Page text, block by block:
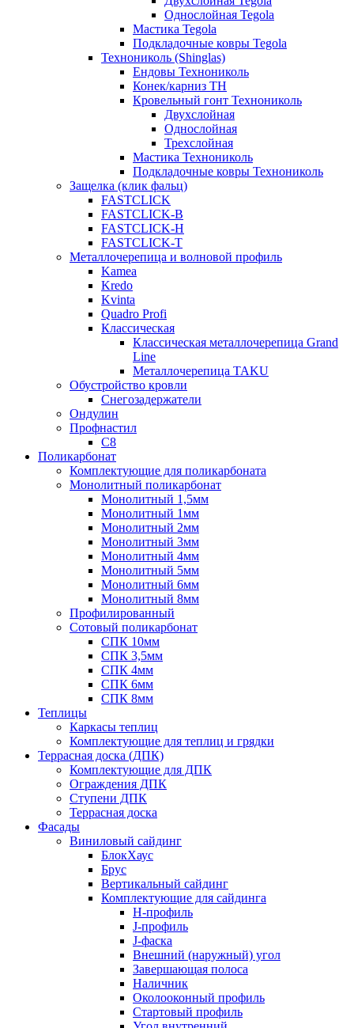
Однослойная Tegola
Мастика Tegola
Подкладочные ковры Tegola
Технониколь (Shinglas)
Ендовы Технониколь
Конек/карниз ТН
Кровельный гонт Технониколь
Двухслойная
Однослойная
Трехслойная
Мастика Технониколь
Подкладочные ковры Технониколь
Защелка (клик фальц)
FASTCLICK
FASTCLICK-B
FASTCLICK-H
FASTCLICK-T
Металлочерепица и волновой профиль
Kamea
Kredo
Kvinta
Quadro Profi
Классическая
Классическая металлочерепица Grand
Line
Металлочерепица TAKU
Обустройство кровли
Снегозадержатели
Ондулин
Профнастил
С8
Поликарбонат
Комплектующие для поликарбоната
Монолитный поликарбонат
Монолитный 1,5мм
Монолитный 1мм
Монолитный 2мм
Монолитный 3мм
Монолитный 4мм
Монолитный 5мм
Монолитный 6мм
Монолитный 8мм
Профилированный
Сотовый поликарбонат
СПК 10мм
СПК 3,5мм
СПК 4мм
СПК 6мм
СПК 8мм
Теплицы
Каркасы теплиц
Комплектующие для теплиц и грядки
Террасная доска (ДПК)
Комплектующие для ДПК
Ограждения ДПК
Ступени ДПК
Террасная доска
Фасады
Виниловый сайдинг
БлокХаус
Брус
Вертикальный сайдинг
Комплектующие для сайдинга
H-профиль
J-профиль
J-фаска
Внешний (наружный) угол
Завершающая полоса
Наличник
Околооконный профиль
Стартовый профиль